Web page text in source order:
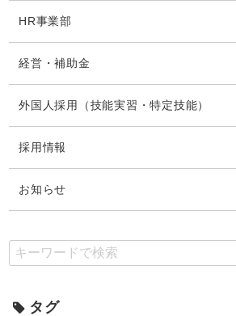
HR事業部
経営・補助金
外国人採用（技能実習・特定技能）
採用情報
お知らせ
タグ